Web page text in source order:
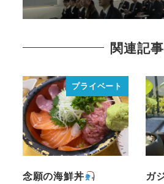
関連記事
プライベート
念願の海鮮丼 ガ